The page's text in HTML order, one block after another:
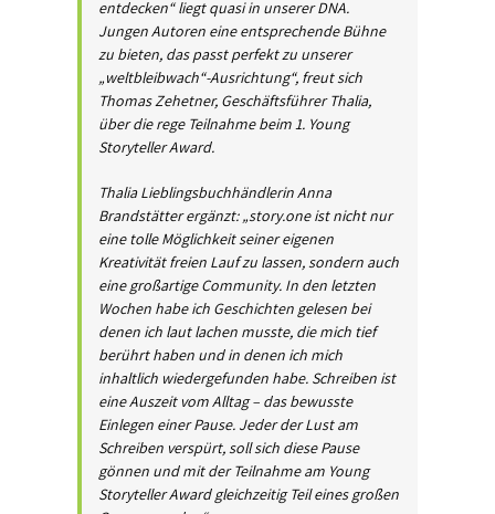
entdecken“ liegt quasi in unserer DNA.
Jungen Autoren eine entsprechende Bühne
zu bieten, das passt perfekt zu unserer
„weltbleibwach“-Ausrichtung“, freut sich
Thomas Zehetner, Geschäftsführer Thalia,
über die rege Teilnahme beim 1. Young
Storyteller Award.
Thalia Lieblingsbuchhändlerin Anna
Brandstätter ergänzt: „story.one ist nicht nur
eine tolle Möglichkeit seiner eigenen
Kreativität freien Lauf zu lassen, sondern auch
eine großartige Community. In den letzten
Wochen habe ich Geschichten gelesen bei
denen ich laut lachen musste, die mich tief
berührt haben und in denen ich mich
inhaltlich wiedergefunden habe. Schreiben ist
eine Auszeit vom Alltag – das bewusste
Einlegen einer Pause. Jeder der Lust am
Schreiben verspürt, soll sich diese Pause
gönnen und mit der Teilnahme am Young
Storyteller Award gleichzeitig Teil eines großen